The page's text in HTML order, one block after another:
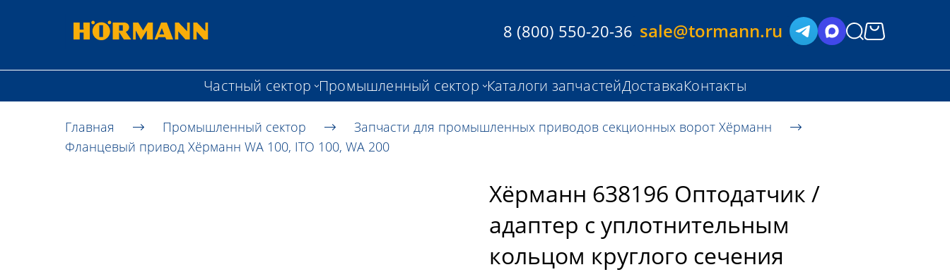
8 (800) 550-20-36 sale@tormann.ru
Частный сектор Промышленный сектор Каталоги запчастейДоставкаКонтакты
Главная Промышленный сектор
Запчасти для промышленных приводов секционных ворот Хёрманн
Фланцевый привод Хёрманн WA 100, ITO 100, WA 200
Хёрманн 638196 Оптодатчик /
адаптер с уплотнительным
кольцом круглого сечения